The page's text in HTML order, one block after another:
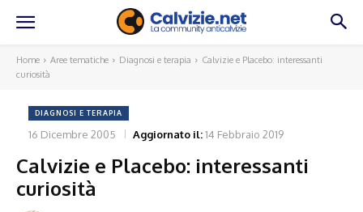
Home Aree tematiche Diagnosi e terapia
Calvizie e Placebo: interessanti
curiosità
DIAGNOSI E TERAPIA
16 Dicembre 2005 Aggiornato il:14 Febbraio 2019
Calvizie e Placebo: interessanti
curiosità